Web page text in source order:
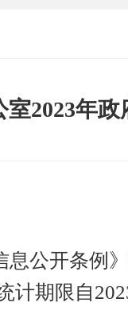
2023年
公开条例
计期限自